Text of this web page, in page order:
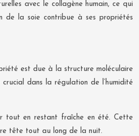
avec le collagène humain, ce qui
de la soie contribue à ses propriétés
est due à la structure moléculaire
dans la régulation de l’humidité
tout en restant fraîche en été. Cette
tête tout au long de la nuit.